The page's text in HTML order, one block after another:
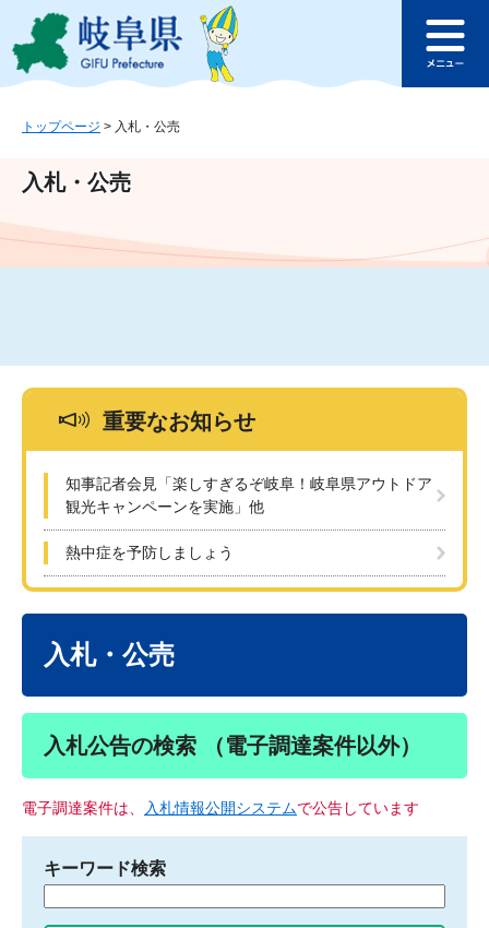
ジ
ュ
文
このページの本文へ
ュ
トップページ > 入札・公売
入札・公売
重要なお知らせ
知事記者会見「楽しすぎるぞ岐阜！岐阜県アウトドア
観光キャンペーンを実施」他
熱中症を予防しましょう
入札・公売
入札公告の検索 （電子調達案件以外）
電子調達案件は、 入札情報公開システムで公告しています
キーワード検索